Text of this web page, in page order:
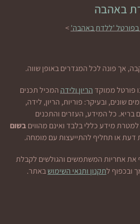
באהבה
בפורטל 'ללדת באהבה'>
אך פונה לכל המגדרים באופן שווה.
פורטל ממוקד הריון ולידה המכיל תכנים
שונים, ובעיקר: פוריות, הריון, לידה,
בריא. כל המידע, העזרים והתכנים
מידע כללי בלבד ואינם מהוויםבשום
דעת או תחליף להתייעצות עם מומחה.
את אחריות המשתמשים והגולשים לקבלת
ובכפוף לתקנון ותנאי השימושבאתר.